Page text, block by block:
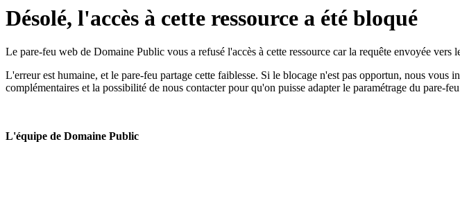
Désolé, l'accès à cette ressource a été bloqué
Le pare-feu web de Domaine Public vous a refusé l'accès à cette ressource car la requête envoyée vers
L'erreur est humaine, et le pare-feu partage cette faiblesse. Si le blocage n'est pas opportun, nous vous
complémentaires et la possibilité de nous contacter pour qu'on puisse adapter le paramétrage du pare-
L'équipe de Domaine Public